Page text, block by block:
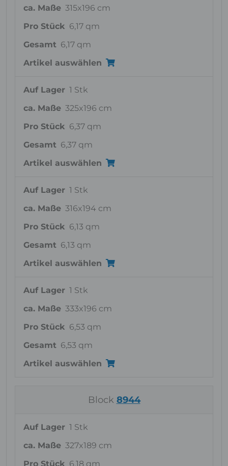
ca. Maße 315x196 cm
Pro Stück 6,17 qm
Gesamt 6,17 qm
Artikel auswählen
Auf Lager 1 Stk
ca. Maße 325x196 cm
Pro Stück 6,37 qm
Gesamt 6,37 qm
Artikel auswählen
Auf Lager 1 Stk
ca. Maße 316x194 cm
Pro Stück 6,13 qm
Gesamt 6,13 qm
Artikel auswählen
Auf Lager 1 Stk
ca. Maße 333x196 cm
Pro Stück 6,53 qm
Gesamt 6,53 qm
Artikel auswählen
Block 8944
Auf Lager 1 Stk
ca. Maße 327x189 cm
Pro Stück 6,18 qm